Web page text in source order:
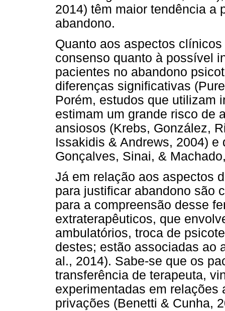
2014) têm maior tendência a
abandono.
Quanto aos aspectos
consenso quanto à possível
pacientes no abandono
diferenças significativas
Porém, estudos que utilizam
estimam um grande risco de
ansiosos (Krebs, González,
Issakidis & Andrews, 2004)
Gonçalves, Sinai, &
Já em relação aos aspectos
para justificar abandono são
para a compreensão desse
extraterapêuticos, que
ambulatórios, troca de
destes; estão associadas ao
al., 2014). Sabe-se que os
transferência de terapeuta,
experimentadas em relações
privações (Benetti & Cunha,